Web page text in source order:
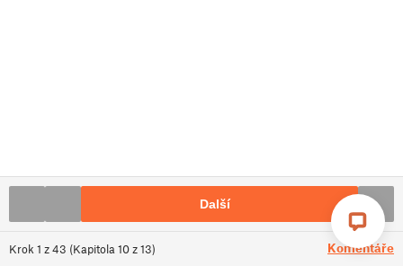
Krok 1 z43 (Kapitola 10z13) Komentáře
Další